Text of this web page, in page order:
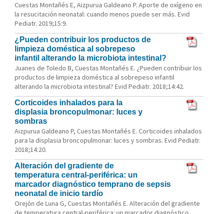
Cuestas Montañés E, Aizpurua Galdeano P. Aporte de oxígeno en
la resucitación neonatal: cuando menos puede ser más. Evid
Pediatr. 2019;15:9.
¿Pueden contribuir los productos de
limpieza doméstica al sobrepeso
infantil alterando la microbiota intestinal?
Juanes de Toledo B, Cuestas Montañés E. ¿Pueden contribuir los
productos de limpieza doméstica al sobrepeso infantil
alterando la microbiota intestinal? Evid Pediatr. 2018;14:42.
Corticoides inhalados para la
displasia broncopulmonar: luces y
sombras
Aizpurua Galdeano P, Cuestas Montañés E. Corticoides inhalados
para la displasia broncopulmonar: luces y sombras. Evid Pediatr.
2018;14:20.
Alteración del gradiente de
temperatura central-periférica: un
marcador diagnóstico temprano de sepsis
neonatal de inicio tardío
Orejón de Luna G, Cuestas Montañés E. Alteración del gradiente